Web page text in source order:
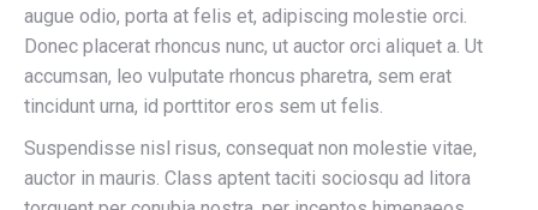
augue odio, porta at felis et, adipiscing molestie orci.
Donec placerat rhoncus nunc, ut auctor orci aliquet a. Ut
accumsan, leo vulputate rhoncus pharetra, sem erat
tincidunt urna, id porttitor eros sem ut felis.
Suspendisse nisl risus, consequat non molestie vitae,
auctor in mauris. Class aptent taciti sociosqu ad litora